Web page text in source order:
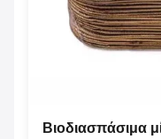
Βιοδιασπάσιμα